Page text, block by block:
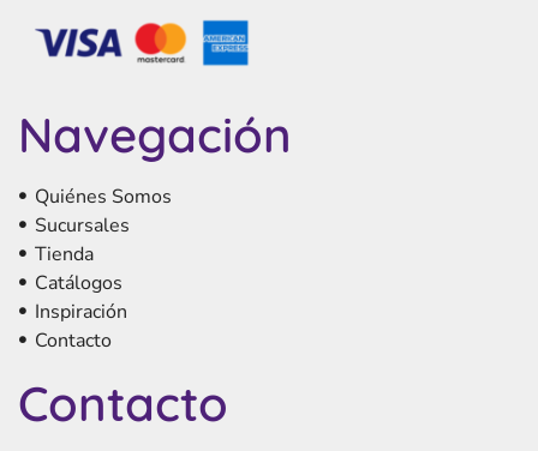
Navegación
Quiénes Somos
Sucursales
Tienda
Catálogos
Inspiración
Contacto
Contacto